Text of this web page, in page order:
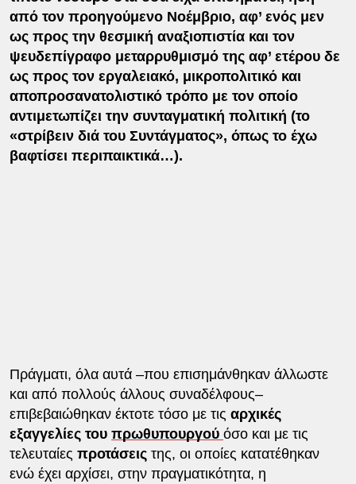
από τον προηγούμενο Νοέμβριο, αφ’ ενός μεν
ως προς την θεσμική αναξιοπιστία και τον
ψευδεπίγραφο μεταρρυθμισμό της αφ’ ετέρου δε
ως προς τον εργαλειακό, μικροπολιτικό και
αποπροσανατολιστικό τρόπο με τον οποίο
αντιμετωπίζει την συνταγματική πολιτική (το
«στρίβειν διά του Συντάγματος», όπως το έχω
βαφτίσει περιπαικτικά…).
Πράγματι, όλα αυτά –που επισημάνθηκαν άλλωστε
και από πολλούς άλλους συναδέλφους–
επιβεβαιώθηκαν έκτοτε τόσο με τις αρχικές
εξαγγελίες του πρωθυπουργού όσο και με τις
τελευταίες προτάσεις της, οι οποίες κατατέθηκαν
ενώ έχει αρχίσει, στην πραγματικότητα, η